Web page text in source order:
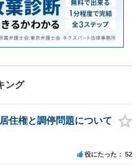
ング
住権と調停問題について
役にたった 52